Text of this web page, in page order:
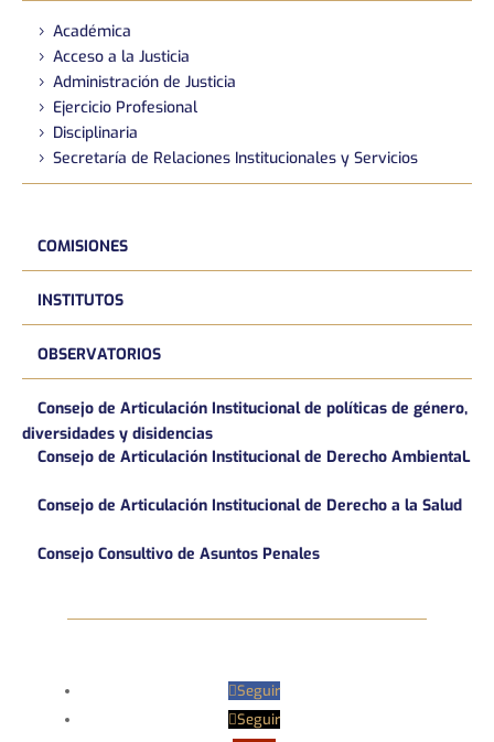
Académica
Acceso a la Justicia
Administración de Justicia
Ejercicio Profesional
Disciplinaria
Secretaría de Relaciones Institucionales y Servicios
COMISIONES
INSTITUTOS
OBSERVATORIOS
Consejo de Articulación Institucional de políticas de género,
diversidades y disidencias
Consejo de Articulación Institucional de Derecho AmbientaL
Consejo de Articulación Institucional de Derecho a la Salud
Consejo Consultivo de Asuntos Penales
Seguir
Seguir